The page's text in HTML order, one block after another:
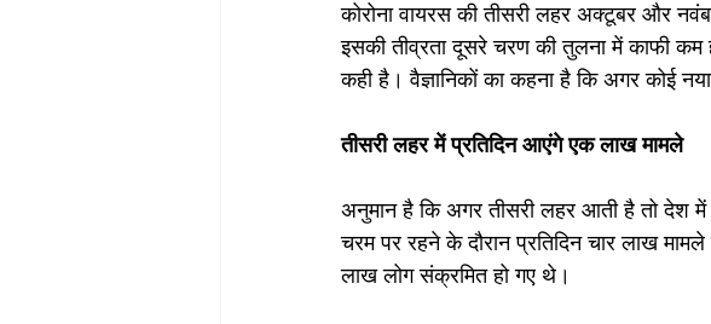
कोरोना वायरस की तीसरी लहर अक्टूबर और
इसकी तीव्रता दूसरे चरण की तुलना में काफी कम
कही है। वैज्ञानिकों का कहना है कि अगर कोई
तीसरी लहर में प्रतिदिन आएंगे एक लाख मामले
अनुमान है कि अगर तीसरी लहर आती है तो देश
चरम पर रहने के दौरान प्रतिदिन चार लाख
लाख लोग संक्रमित हो गए थे।